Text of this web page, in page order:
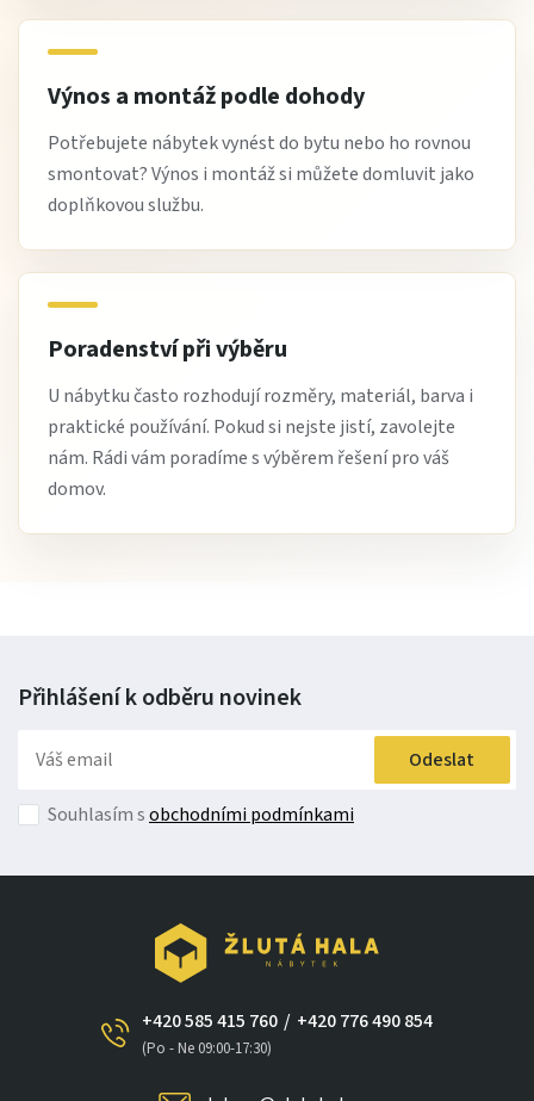
Výnos a montáž podle dohody
Potřebujete nábytek vynést do bytu nebo ho rovnou
smontovat? Výnos i montáž si můžete domluvit jako
doplňkovou službu.
Poradenství při výběru
U nábytku často rozhodují rozměry, materiál, barva i
praktické používání. Pokud si nejste jistí, zavolejte
nám. Rádi vám poradíme s výběrem řešení pro váš
domov.
Přihlášení k odběru novinek
Odeslat
Souhlasím sobchodními podmínkami
+420 585 415 760
(Po - Ne 09:00-17:30)
/ +420 776 490 854